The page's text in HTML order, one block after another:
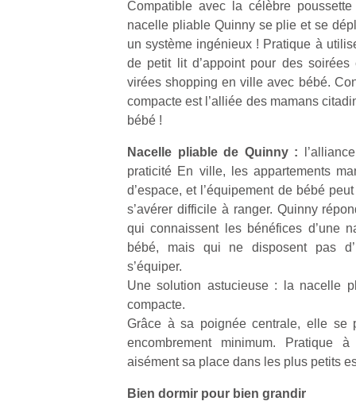
Compatible avec la célèbre
nacelle pliable Quinny se plie et se
un système ingénieux ! Pratique à
de petit lit d’appoint pour des
virées shopping en ville avec bébé.
compacte est l’alliée des mamans
bébé !
Nacelle pliable de Quinny :
praticité En ville, les appartements
d’espace, et l’équipement de bébé
s’avérer difficile à ranger. Quinny
qui connaissent les bénéfices d’une
bébé, mais qui ne disposent pas
s’équiper.
Une solution astucieuse : la nacelle
compacte.
Grâce à sa poignée centrale, elle se
encombrement minimum. Pratique
aisément sa place dans les plus petits
Bien dormir pour bien grandir